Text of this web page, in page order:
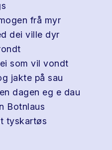
frå myr
dei ville dyr
som vil vondt
jakte på sau
dagen eg e dau
Botnlaus
tyskartøs